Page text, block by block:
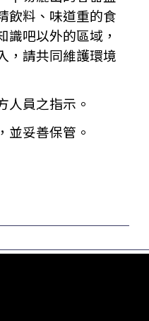
飲料、味道重的食
識吧以外的區域，
，請共同維護環境
人員之指示。
並妥善保管。